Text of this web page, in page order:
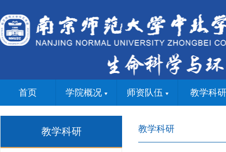
首页 学院概况 师资队伍 教学科研
教学科研 教学科研